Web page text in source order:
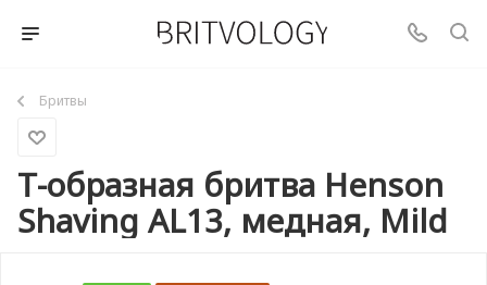
Бритвы
Т-образная бритва Henson
Shaving AL13, медная, Mild